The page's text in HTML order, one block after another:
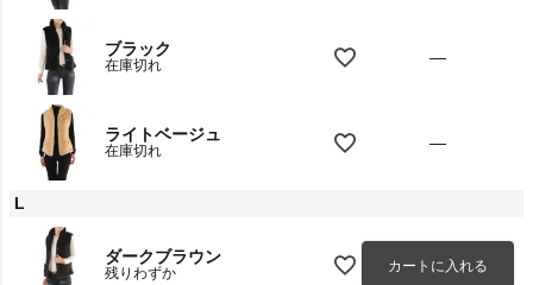
ブラック
在庫切れ —
ライトベージュ
在庫切れ —
L
ダークブラウン
残りわずか カートに入れる